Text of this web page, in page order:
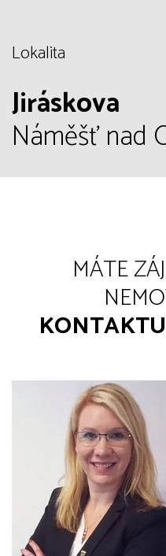
Lokalita
Jiráskova
Náměšť nad
MÁTE